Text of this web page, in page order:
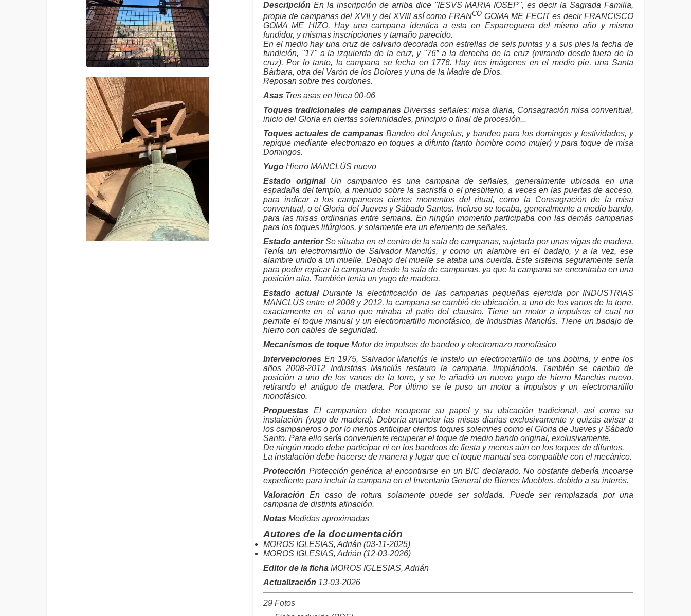
Descripción En la inscripción de arriba dice "IESVS MARIA IOSEP", es decir la Sagrada Familia,
propia de campanas del XVII y del XVIII así como FRANCO GOMA ME FECIT es decir FRANCISCO
GOMA ME HIZO. Hay una campana identica a esta en Esparreguera del mismo año y mismo
fundidor, y mismas inscripciones y tamaño parecido.
En el medio hay una cruz de calvario decorada con estrellas de seis puntas y a sus pies la fecha de
fundición, "17" a la izquierda de la cruz, y "76” a la derecha de la cruz (mirando desde fuera de la
cruz). Por lo tanto, la campana se fecha en 1776. Hay tres imágenes en el medio pie, una Santa
Bárbara, otra del Varón de los Dolores y una de la Madre de Dios.
Reposan sobre tres cordones.
Asas Tres asas en línea 00-06
Toques tradicionales de campanas Diversas señales: misa diaria, Consagración misa conventual,
inicio del Gloria en ciertas solemnidades, principio o final de procesión...
Toques actuales de campanas Bandeo del Ángelus, y bandeo para los domingos y festividades, y
repique mediante electromazo en toques a difunto (tanto hombre como mujer) y para toque de misa
Domingos.
Yugo Hierro MANCLÚS nuevo
Estado originalUn campanico es una campana de señales, generalmente ubicada en una
espadaña del templo, a menudo sobre la sacristía o el presbiterio, a veces en las puertas de acceso,
para indicar a los campaneros ciertos momentos del ritual, como la Consagración de la misa
conventual, o el Gloria del Jueves y Sábado Santos. Incluso se tocaba, generalmente a medio bando,
para las misas ordinarias entre semana. En ningún momento participaba con las demás campanas
para los toques litúrgicos, y solamente era un elemento de señales.
Estado anteriorSe situaba en el centro de la sala de campanas, sujetada por unas vigas de madera.
Tenía un electromartillo de Salvador Manclús, y como un alambre en el badajo, y a la vez, ese
alambre unido a un muelle. Debajo del muelle se ataba una cuerda. Este sistema seguramente sería
para poder repicar la campana desde la sala de campanas, ya que la campana se encontraba en una
posición alta. También tenía un yugo de madera.
Estado actualDurante la electrificación de las campanas pequeñas ejercida por INDUSTRIAS
MANCLÚS entre el 2008 y 2012, la campana se cambió de ubicación, a uno de los vanos de la torre,
exactamente en el vano que miraba al patio del claustro. Tiene un motor a impulsos el cual no
permite el toque manual y un electromartillo monofásico, de Industrias Manclús. Tiene un badajo de
hierro con cables de seguridad.
Mecanismos de toque Motor de impulsos de bandeo y electromazo monofásico
Intervenciones En 1975, Salvador Manclús le instalo un electromartillo de una bobina, y entre los
años 2008-2012 Industrias Manclús restauro la campana, limpiándola. También se cambio de
posición a uno de los vanos de la torre, y se le añadió un nuevo yugo de hierro Manclús nuevo,
retirando el antiguo de madera. Por último se le puso un motor a impulsos y un electromartillo
monofásico.
Propuestas El campanico debe recuperar su papel y su ubicación tradicional, así como su
instalación (yugo de madera). Debería anunciar las misas diarias exclusivamente y quizás avisar a
los campaneros o por lo menos anticipar ciertos toques solemnes como el Gloria de Jueves y Sábado
Santo. Para ello sería conveniente recuperar el toque de medio bando original, exclusivamente.
De ningún modo debe participar ni en los bandeos de fiesta y menos aún en los toques de difuntos.
La instalación debe hacerse de manera y lugar que el toque manual sea compatible con el mecánico.
Protección Protección genérica al encontrarse en un BIC declarado. No obstante debería incoarse
expediente para incluir la campana en el Inventario General de Bienes Muebles, debido a su interés.
Valoración En caso de rotura solamente puede ser soldada. Puede ser remplazada por una
campana de distinta afinación.
Notas Medidas aproximadas
Autores de la documentación
MOROS IGLESIAS, Adrián (03-11-2025)
MOROS IGLESIAS, Adrián (12-03-2026)
Editor de la ficha MOROS IGLESIAS, Adrián
Actualización 13-03-2026
29 Fotos